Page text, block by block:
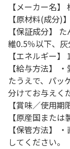
【メーカー名
【原材料(成分)
【保証成分】
維0.5％以下、
【エネルギー
【給与方法】
たうえで、パッ
分けてお与えく
【賞味／使用
【原産国また
【保管方法】
してください。